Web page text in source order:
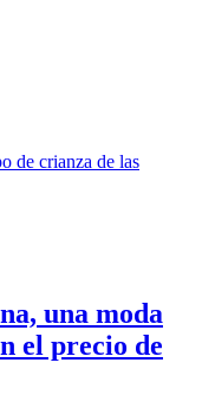
una moda
el precio de